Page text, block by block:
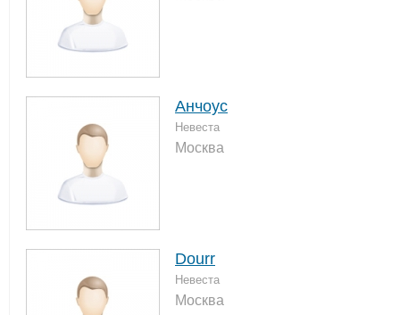
Анчоус
Невеста
Москва
Dourr
Невеста
Москва